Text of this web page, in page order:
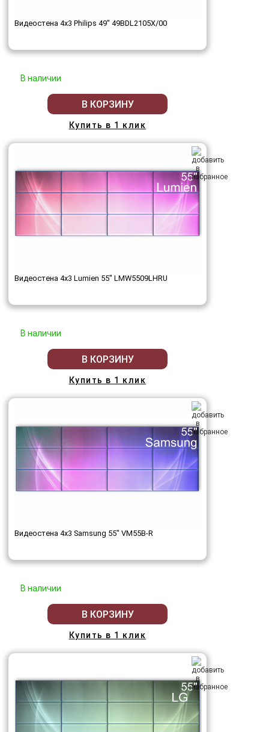
Видеостена 4x3 Philips 49" 49BDL2105X/00
В наличии
В КОРЗИНУ
Купить в 1 клик
Видеостена 4x3 Lumien 55" LMW5509LHRU
В наличии
В КОРЗИНУ
Купить в 1 клик
Видеостена 4x3 Samsung 55" VM55B-R
В наличии
В КОРЗИНУ
Купить в 1 клик